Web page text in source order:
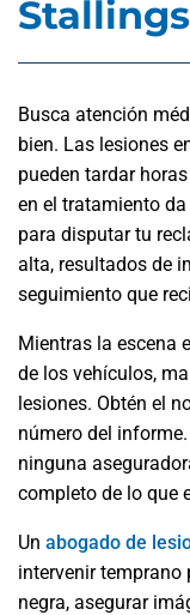
Stallings
Busca atención
bien. Las lesiones
pueden tardar
en el tratamiento
para disputar tu
alta, resultados de
seguimiento que
Mientras la escena
de los vehículos,
lesiones. Obtén el
número del
ninguna
completo de lo que
Un abogado de
intervenir temprano
negra, asegurar